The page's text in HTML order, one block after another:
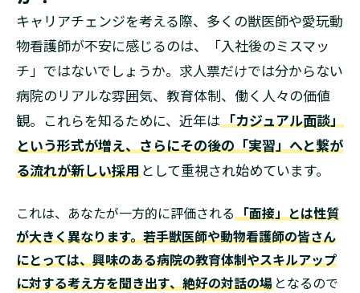
キャリアチェンジを考える際、多くの獣医師や愛玩動
物看護師が不安に感じるのは、「入社後のミスマッ
チ」ではないでしょうか。求人票だけでは分からない
病院のリアルな雰囲気、教育体制、働く人々の価値
観。これらを知るために、近年は「カジュアル面談」
という形式が増え、さらにその後の「実習」へと繋が
る流れが新しい採用 として重視され始めています。
これは、あなたが一方的に評価される「面接」とは性質
が大きく異なります。若手獣医師や動物看護師の皆さん
にとっては、興味のある病院の教育体制やスキルアップ
に対する考え方を聞き出す、絶好の対話の場 となるので